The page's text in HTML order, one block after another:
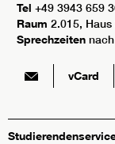
Tel +49 3943 659
Raum 2.015,
Sprechzeiten
vCard